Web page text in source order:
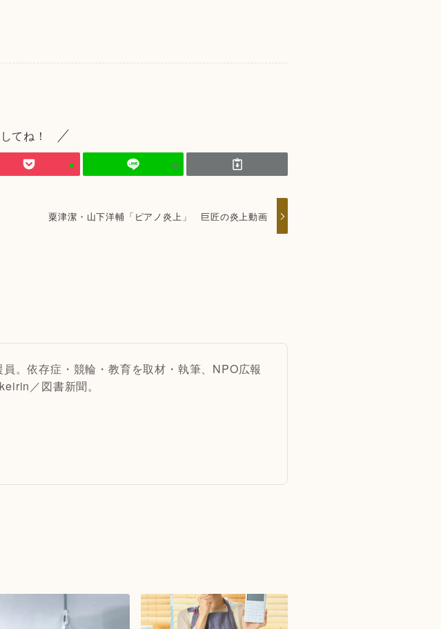
てね！
粟津潔・山下洋輔「ピアノ炎上」 巨匠の炎上動画
。依存症・競輪・教育を取材・執筆、NPO広報
／図書新聞。